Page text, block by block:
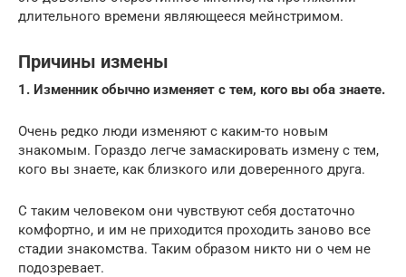
длительного времени являющееся мейнстримом.
Причины измены
1. Изменник обычно изменяет с тем, кого вы оба знаете.
Очень редко люди изменяют с каким-то новым
знакомым. Гораздо легче замаскировать измену с тем,
кого вы знаете, как близкого или доверенного друга.
С таким человеком они чувствуют себя достаточно
комфортно, и им не приходится проходить заново все
стадии знакомства. Таким образом никто ни о чем не
подозревает.